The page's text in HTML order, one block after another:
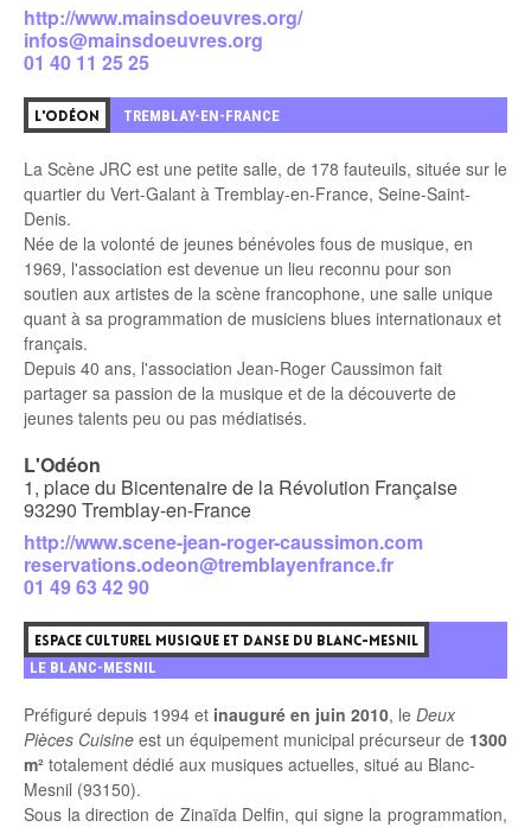
http://www.mainsdoeuvres.org/
infos@mainsdoeuvres.org
01 40 11 25 25
L'ODÉON TREMBLAY-EN-FRANCE
La Scène JRC est une petite salle, de 178 fauteuils, située sur le
quartier du Vert-Galant à Tremblay-en-France, Seine-Saint-
Denis.
Née de la volonté de jeunes bénévoles fous de musique, en
1969, l'association est devenue un lieu reconnu pour son
soutien aux artistes de la scène francophone, une salle unique
quant à sa programmation de musiciens blues internationaux et
français.
Depuis 40 ans, l'association Jean-Roger Caussimon fait
partager sa passion de la musique et de la découverte de
jeunes talents peu ou pas médiatisés.
L'Odéon
1, place du Bicentenaire de la Révolution Française
93290 Tremblay-en-France
http://www.scene-jean-roger-caussimon.com
reservations.odeon@tremblayenfrance.fr
01 49 63 42 90
ESPACE CULTUREL MUSIQUE ET DANSE DU BLANC-MESNIL
LE BLANC-MESNIL
Préfiguré depuis 1994 et inauguré en juin 2010, le Deux
Pièces Cuisine est un équipement municipal précurseur de 1300
m² totalement dédié aux musiques actuelles, situé au Blanc-
Mesnil (93150).
Sous la direction de Zinaïda Delfin, qui signe la programmation,